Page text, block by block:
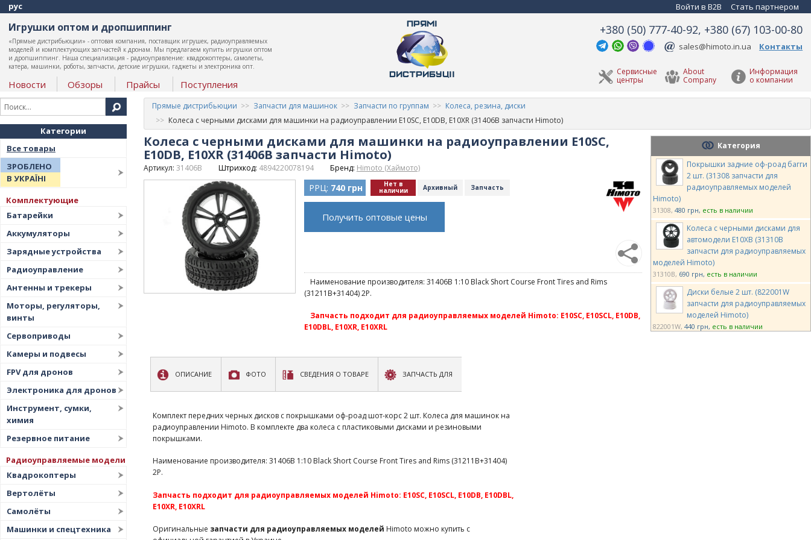
рус Войти в B2B Стать партнером
Игрушки оптом и дропшиппинг
«Прямые дистрибьюции» - оптовая компания, поставщик игрушек, радиоуправляемых
моделей и комплектующих запчастей к дронам. Мы предлагаем купить игрушки оптом
и дропшиппинг. Наша специализация - радиоуправление: квадрокоптеры, самолеты,
катера, машинки, роботы, запчасти, детские игрушки, гаджеты и электроника опт.
Новости Обзоры Прайсы Поступления
+380 (50) 777-40-92, +380 (67) 103-00-80
sales@himoto.in.ua Контакты
Информация
о компании
About
Company
Сервисные
центры
Категории
Все товары
ЗРОБЛЕНО
В УКРАЇНІ
Комплектующие
Батарейки
Аккумуляторы
Зарядные устройства
Радиоуправление
Антенны и трекеры
Моторы, регуляторы,
винты
Сервоприводы
Камеры и подвесы
FPV для дронов
Электроника для дронов
Инструмент, сумки,
химия
Резервное питание
Радиоуправляемые модели
Квадрокоптеры
Вертолёты
Самолёты
Машинки и спецтехника
Прямые дистрибьюции Запчасти для машинок Запчасти по группам
Колеса, резина, диски
Колеса с черными дисками для машинки на радиоуправлении E10SC, E10DB, E10XR (31406B запчасти Himoto)
Колеса с черными дисками для машинки на радиоуправлении E10SC,
E10DB, E10XR (31406B запчасти Himoto)
Артикул: 31406B Штрихкод: 4894220078194 Бренд: Himoto (Хаймото)
РРЦ: 740 грн Нет в
наличии Архивный Запчасть
Получить оптовые цены
Наименование производителя: 31406B 1:10 Black Short Course Front Tires and Rims
(31211B+31404) 2P.
Запчасть подходит для радиоуправляемых моделей Himoto: E10SC, E10SCL, E10DB,
E10DBL, E10XR, E10XRL
Категория
Покрышки задние оф-роад багги
2 шт. (31308 запчасти для
радиоуправляемых моделей
Himoto)
31308 480 грн есть в наличии
Колеса с черными дисками для
автомодели E10XB (31310B
запчасти для радиоуправляемых
моделей Himoto)
31310B 690 грн есть в наличии
Диски белые 2 шт. (822001W
запчасти для радиоуправляемых
моделей Himoto)
822001W 440 грн есть в наличии
ОПИСАНИЕ ФОТО СВЕДЕНИЯ О ТОВАРЕ ЗАПЧАСТЬ ДЛЯ
Комплект передних черных дисков с покрышками оф-роад шот-корс 2 шт. Колеса для машинок на
радиоуправлении Himoto. В комплекте два колеса с пластиковыми дисками и резиновыми
покрышками.
Наименование производителя: 31406B 1:10 Black Short Course Front Tires and Rims (31211B+31404)
2P.
Запчасть подходит для радиоуправляемых моделей Himoto: E10SC, E10SCL, E10DB, E10DBL,
E10XR, E10XRL
Оригинальные запчасти для радиоуправляемых моделей Himoto можно купить с